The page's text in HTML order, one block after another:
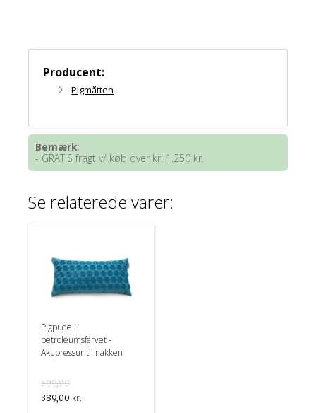
Producent:
Pigmåtten
Bemærk:
- GRATIS fragt v/ køb over kr. 1.250 kr.
Se relaterede varer:
Pigpude i
petroleumsfarvet -
Akupressur til nakken
599,00
389,00 kr.